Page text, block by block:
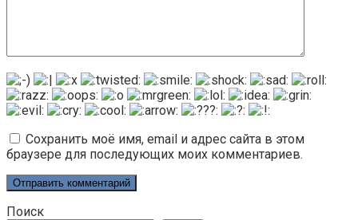
Сохранить моё имя, email и адрес сайта в этом
браузере для последующих моих комментариев.
Поиск